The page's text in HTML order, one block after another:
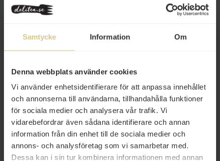
Samtycke Information Om
Denna webbplats använder cookies
Vi använder enhetsidentifierare för att anpassa innehållet
och annonserna till användarna, tillhandahålla funktioner
för sociala medier och analysera vår trafik. Vi
vidarebefordrar även sådana identifierare och annan
information från din enhet till de sociala medier och
annons- och analysföretag som vi samarbetar med.
Dessa kan i sin tur kombinera informationen med annan
Filtrera
62 kr 104 kr